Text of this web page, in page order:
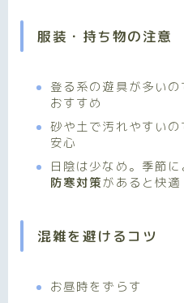
服装・持ち物の注意
登る系の遊具が多いの
おすすめ
砂や土で汚れやすいの
安心
日陰は少なめ。季節
防寒対策があると快適
混雑を避けるコツ
お昼時をずらす